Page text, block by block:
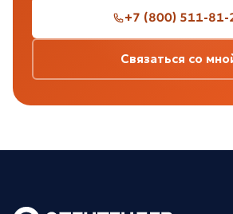
+7 (800) 511-81-
Связаться со